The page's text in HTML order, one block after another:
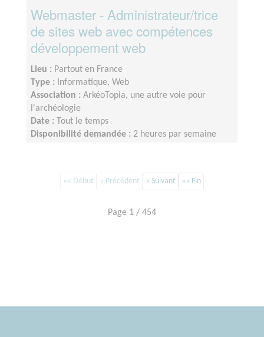
Webmaster - Administrateur/trice
de sites web avec compétences
développement web
Lieu : Partout en France
Type :
Informatique, Web
Association : ArkéoTopia, une autre voie pour
l'archéologie
Date :
Tout le temps
Disponibilité demandée : 2 heures par semaine
«« Début « Précédent » Suivant »» Fin
Page 1 / 454